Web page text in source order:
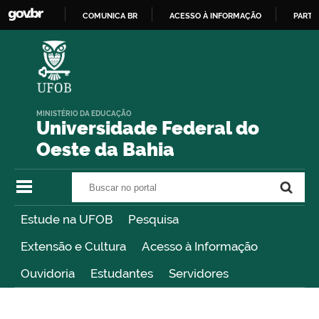
COMUNICA BR ACESSO À INFORMAÇÃO
Universidade Federal do
Oeste da Bahia
MINISTÉRIO DA EDUCAÇÃO
Estude na UFOB
Pesquisa
Extensão e Cultura
Acesso à Informação
Ouvidoria
Estudantes Servidores